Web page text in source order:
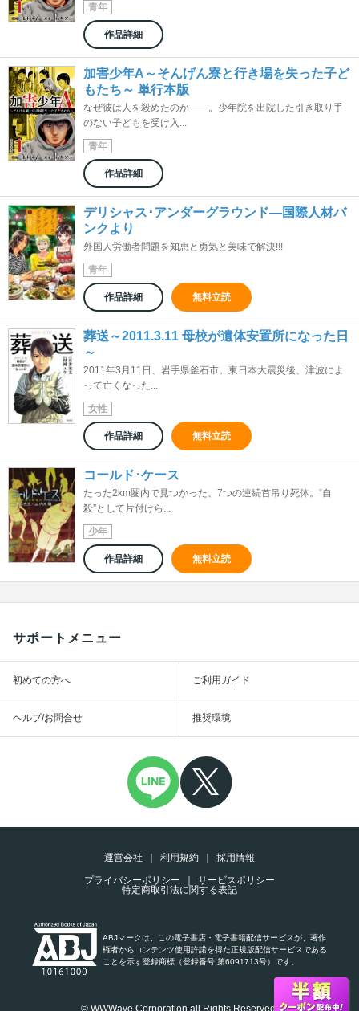
青年
作品詳細
加害少年A～そんげん寮と行き場を失った子ど
もたち～ 単行本版
なぜ彼は人を殺めたのか――。少年院を出院した引き取り手
のない子どもを受け入...
青年
作品詳細
デリシャス･アンダーグラウンド―国際人材バ
ンクより
外国人労働者問題を知恵と勇気と美味で解決!!!
青年
作品詳細 無料立読
葬送～2011.3.11 母校が遺体安置所になった日
～
2011年3月11日、岩手県釜石市。東日本大震災後、津波によ
って亡くなった...
女性
作品詳細 無料立読
コールド･ケース
たった2km圏内で見つかった、7つの連続首吊り死体。“自
殺”として片付けら...
少年
作品詳細 無料立読
サポートメニュー
初めての方へ ご利用ガイド
ヘルプ/お問合せ 推奨環境
運営会社 利用規約
採用情報
プライバシーポリシー
サービスポリシー
特定商取引法に関する表記
ABJマークは、この電子書店・電子書籍配信サービスが、著作
権者からコンテンツ使用許諾を得た正規版配信サービスである
ことを示す登録商標（登録番号 第6091713号）です。